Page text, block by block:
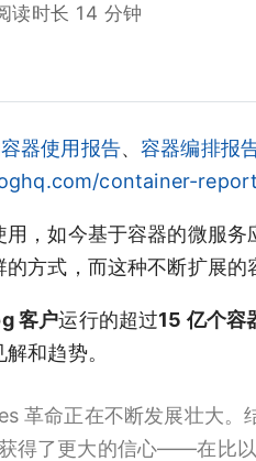
读时长 14 分钟
容器使用报告、容器编排报
container-
，如今基于容器的微服
方式，而这种不断扩展的
客户运行的超过15 亿个容
和趋势。
革命正在不断发展壮大
得了更大的信心——在比